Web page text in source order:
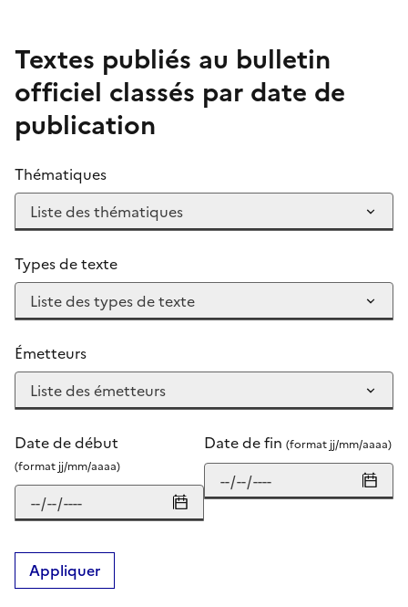
Textes publiés au bulletin
officiel classés par date de
publication
Thématiques
Types de texte
Émetteurs
Date de début
(format jj/mm/aaaa)
Date de fin (format jj/mm/aaaa)
Appliquer